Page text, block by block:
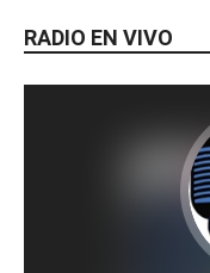
RADIO EN VIVO